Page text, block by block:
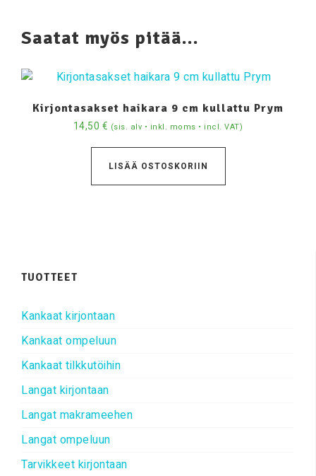
Saatat myös pitää...
Kirjontasakset haikara 9 cm kullattu Prym
14,50 € (sis. alv • inkl. moms • incl. VAT)
LISÄÄ OSTOSKORIIN
TUOTTEET
Kankaat kirjontaan
Kankaat ompeluun
Kankaat tilkkutöihin
Langat kirjontaan
Langat makrameehen
Langat ompeluun
Tarvikkeet kirjontaan